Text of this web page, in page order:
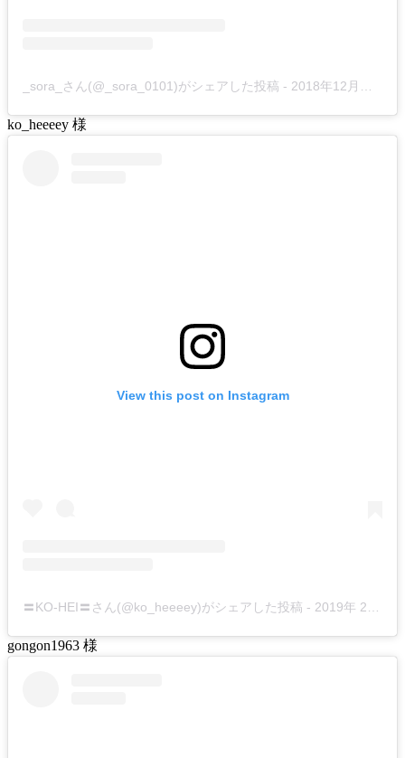
_sora_さん(@_sora_0101)がシェアした投稿 - 2018年12月月20日午前4時33分PST
ko_heeeey 様
View this post on Instagram
〓KO-HEI〓さん(@ko_heeeey)がシェアした投稿 - 2019年 2月月27日午前1時41分PST
gongon1963 様